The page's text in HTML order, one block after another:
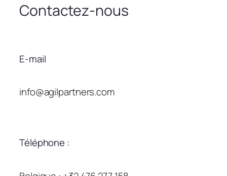
Contactez-nous
E-mail
info@agilpartners.com
Téléphone :